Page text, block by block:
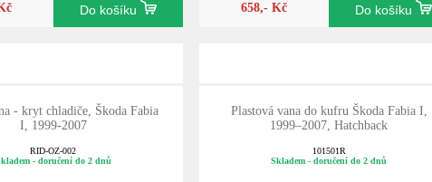
Do košíku 658,- Kč Do košíku
- kryt chladiče, Škoda Fabia
I, 1999-2007
RID-OZ-002
- doručení do 2 dnů
Plastová vana do kufru Škoda Fabia I,
1999–2007, Hatchback
101501R
Skladem - doručení do 2 dnů